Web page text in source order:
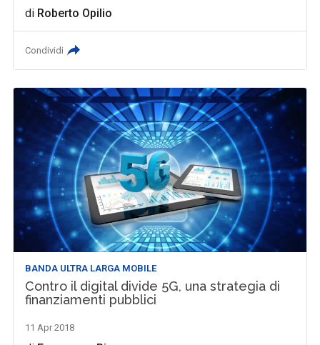
di Roberto Opilio
Condividi
BANDA ULTRA LARGA MOBILE
Contro il digital divide 5G, una strategia di
finanziamenti pubblici
11 Apr 2018